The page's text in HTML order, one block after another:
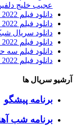
عجیب خلیج
دانلود فیلم Seoul Vibe 2022 حال و هوای سئول
دانلود فیلم Alienoid 2022 بیگانه
دانلود سریال
دانلود فیلم I Came By 2022 آمدم
دانلود فیلم سه
دانلود فیلم Fourth of July 2022 چهارم جولای
آرشیو سریال ها
برنامه پیشگو
برنامه شب